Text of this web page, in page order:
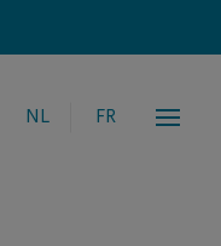
NL FR